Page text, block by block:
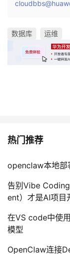
数据库 运维
热门推荐
openclaw本地部
告别Vibe
ent）才是AI项目
在VS code中使
模型
OpenClaw连接